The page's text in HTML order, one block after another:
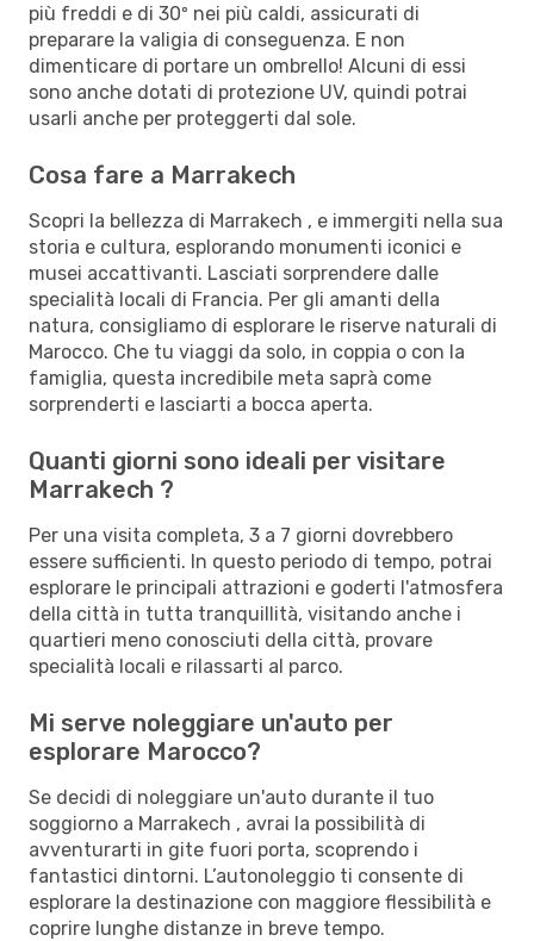
più freddi e di 30º nei più caldi, assicurati di
preparare la valigia di conseguenza. E non
dimenticare di portare un ombrello! Alcuni di essi
sono anche dotati di protezione UV, quindi potrai
usarli anche per proteggerti dal sole.
Cosa fare a Marrakech
Scopri la bellezza di Marrakech , e immergiti nella sua
storia e cultura, esplorando monumenti iconici e
musei accattivanti. Lasciati sorprendere dalle
specialità locali di Francia. Per gli amanti della
natura, consigliamo di esplorare le riserve naturali di
Marocco. Che tu viaggi da solo, in coppia o con la
famiglia, questa incredibile meta saprà come
sorprenderti e lasciarti a bocca aperta.
Quanti giorni sono ideali per visitare
Marrakech ?
Per una visita completa, 3 a 7 giorni dovrebbero
essere sufficienti. In questo periodo di tempo, potrai
esplorare le principali attrazioni e goderti l'atmosfera
della città in tutta tranquillità, visitando anche i
quartieri meno conosciuti della città, provare
specialità locali e rilassarti al parco.
Mi serve noleggiare un'auto per
esplorare Marocco?
Se decidi di noleggiare un'auto durante il tuo
soggiorno a Marrakech , avrai la possibilità di
avventurarti in gite fuori porta, scoprendo i
fantastici dintorni. L’autonoleggio ti consente di
esplorare la destinazione con maggiore flessibilità e
coprire lunghe distanze in breve tempo.